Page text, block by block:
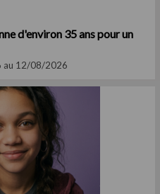
d'environ 35 ans pour un
au 12/08/2026